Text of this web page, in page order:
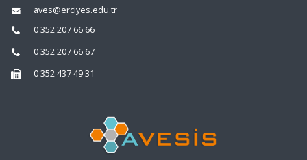
aves@erciyes.edu.tr
0 352 207 66 66
0 352 207 66 67
0 352 437 49 31